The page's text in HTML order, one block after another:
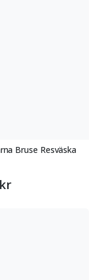
Bruse Resväska